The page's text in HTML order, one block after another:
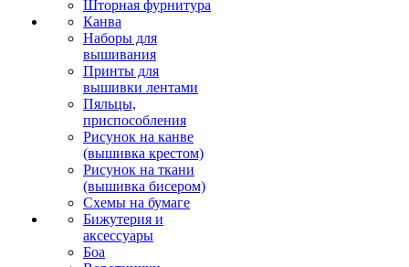
Шторная фурнитура
Канва
Наборы для
вышивания
Принты для
вышивки лентами
Пяльцы,
приспособления
Рисунок на канве
(вышивка крестом)
Рисунок на ткани
(вышивка бисером)
Схемы на бумаге
Бижутерия и
аксессуары
Боа